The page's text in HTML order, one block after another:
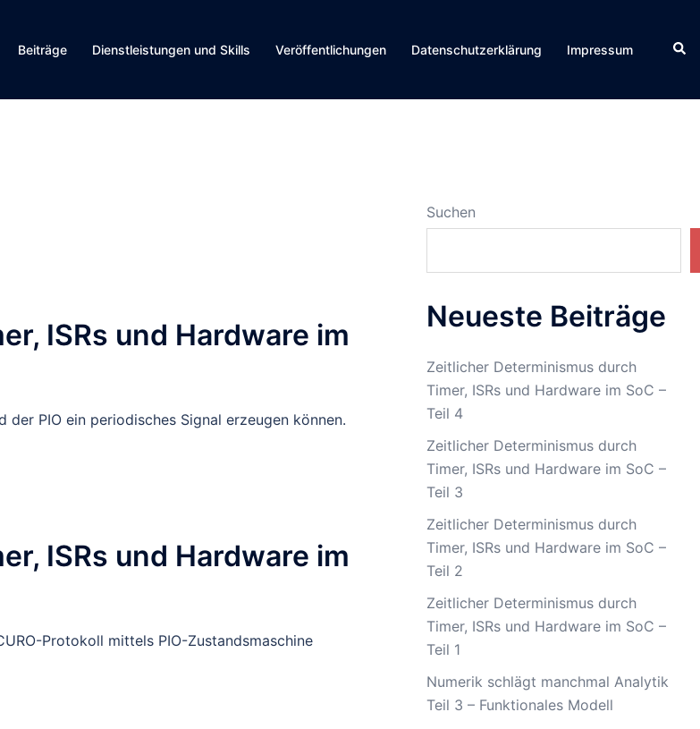
Beiträge Dienstleistungen und Skills Veröffentlichungen Datenschutzerklärung Impressum
ISRs und Hardware im
PIO ein periodisches Signal erzeugen können.
ISRs und Hardware im
Protokoll mittels PIO-Zustandsmaschine
Suchen
Neueste Beiträge
Zeitlicher Determinismus durch
Timer, ISRs und Hardware im SoC –
Teil 4
Zeitlicher Determinismus durch
Timer, ISRs und Hardware im SoC –
Teil 3
Zeitlicher Determinismus durch
Timer, ISRs und Hardware im SoC –
Teil 2
Zeitlicher Determinismus durch
Timer, ISRs und Hardware im SoC –
Teil 1
Numerik schlägt manchmal Analytik
Teil 3 – Funktionales Modell